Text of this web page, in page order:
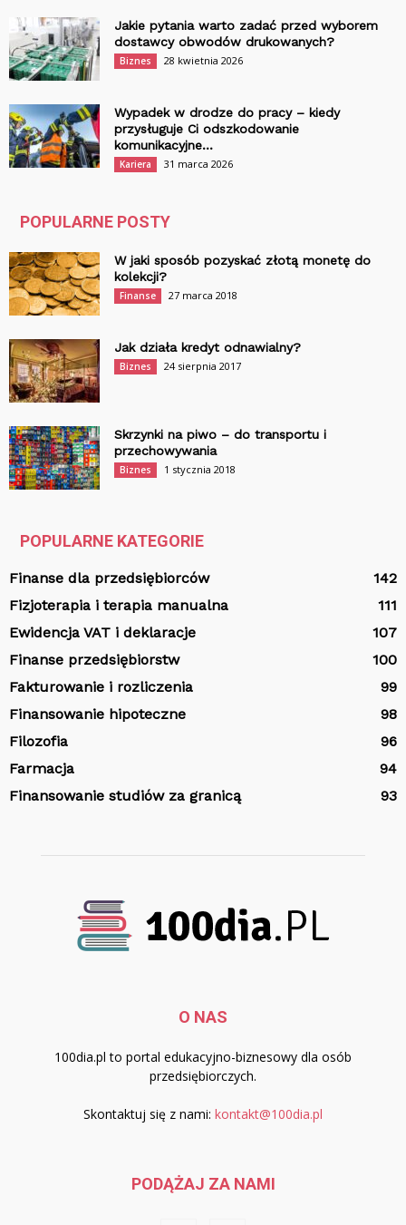
Jakie pytania warto zadać przed wyborem
dostawcy obwodów drukowanych?
Biznes 28 kwietnia 2026
Wypadek w drodze do pracy – kiedy
przysługuje Ci odszkodowanie
komunikacyjne...
Kariera 31 marca 2026
POPULARNE POSTY
W jaki sposób pozyskać złotą monetę do
kolekcji?
Finanse 27 marca 2018
Jak działa kredyt odnawialny?
Biznes 24 sierpnia 2017
Skrzynki na piwo – do transportu i
przechowywania
Biznes 1 stycznia 2018
POPULARNE KATEGORIE
Finanse dla przedsiębiorców
142
Fizjoterapia i terapia manualna
111
Ewidencja VAT i deklaracje
107
Finanse przedsiębiorstw
100
Fakturowanie i rozliczenia
99
Finansowanie hipoteczne
98
Filozofia
96
Farmacja
94
Finansowanie studiów za granicą
93
O NAS
100dia.pl to portal edukacyjno-biznesowy dla osób
przedsiębiorczych.
Skontaktuj się z nami: kontakt@100dia.pl
PODĄŻAJ ZA NAMI